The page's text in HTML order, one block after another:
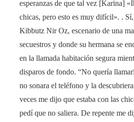
esperanzas de que tal vez [Karina]
chicas, pero esto es muy difícil». .
Kibbutz Nir Oz, escenario de una
secuestros y donde su hermana se
en la llamada habitación segura
disparos de fondo. “No quería
no sonara el teléfono y la
veces me dijo que estaba con las
pedí que no saliera. De repente me